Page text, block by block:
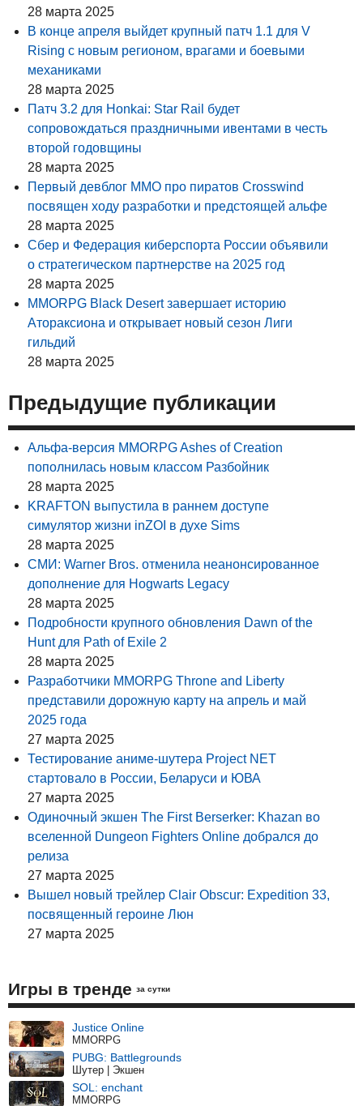
28 марта 2025
В конце апреля выйдет крупный патч 1.1 для V
Rising с новым регионом, врагами и боевыми
механиками
28 марта 2025
Патч 3.2 для Honkai: Star Rail будет
сопровождаться праздничными ивентами в честь
второй годовщины
28 марта 2025
Первый девблог MMO про пиратов Crosswind
посвящен ходу разработки и предстоящей альфе
28 марта 2025
Сбер и Федерация киберспорта России объявили
о стратегическом партнерстве на 2025 год
28 марта 2025
MMORPG Black Desert завершает историю
Атораксиона и открывает новый сезон Лиги
гильдий
28 марта 2025
Предыдущие публикации
Альфа-версия MMORPG Ashes of Creation
пополнилась новым классом Разбойник
28 марта 2025
KRAFTON выпустила в раннем доступе
симулятор жизни inZOI в духе Sims
28 марта 2025
СМИ: Warner Bros. отменила неанонсированное
дополнение для Hogwarts Legacy
28 марта 2025
Подробности крупного обновления Dawn of the
Hunt для Path of Exile 2
28 марта 2025
Разработчики MMORPG Throne and Liberty
представили дорожную карту на апрель и май
2025 года
27 марта 2025
Тестирование аниме-шутера Project NET
стартовало в России, Беларуси и ЮВА
27 марта 2025
Одиночный экшен The First Berserker: Khazan во
вселенной Dungeon Fighters Online добрался до
релиза
27 марта 2025
Вышел новый трейлер Clair Obscur: Expedition 33,
посвященный героине Люн
27 марта 2025
Игры в тренде за сутки
Justice Online
MMORPG
PUBG: Battlegrounds
Шутер | Экшен
SOL: enchant
MMORPG